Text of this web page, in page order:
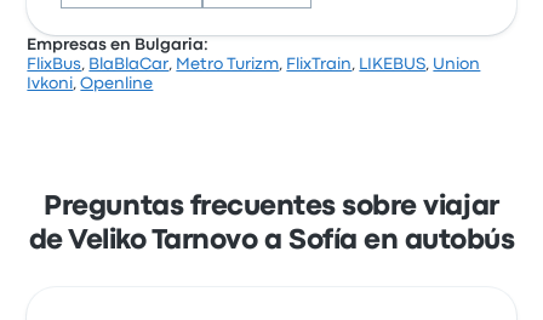
Basándose en 497 reseñas, la empresa ha obtenido
para este viaje cuestan como mínimo 20 €
Empresas en Bulgaria:
FlixBus, BlaBlaCar, Metro Turizm, FlixTrain, LIKEBUS, Union
Ivkoni,Openline
Preguntas frecuentes sobre viajar
de Veliko Tarnovo a Sofía en autobús